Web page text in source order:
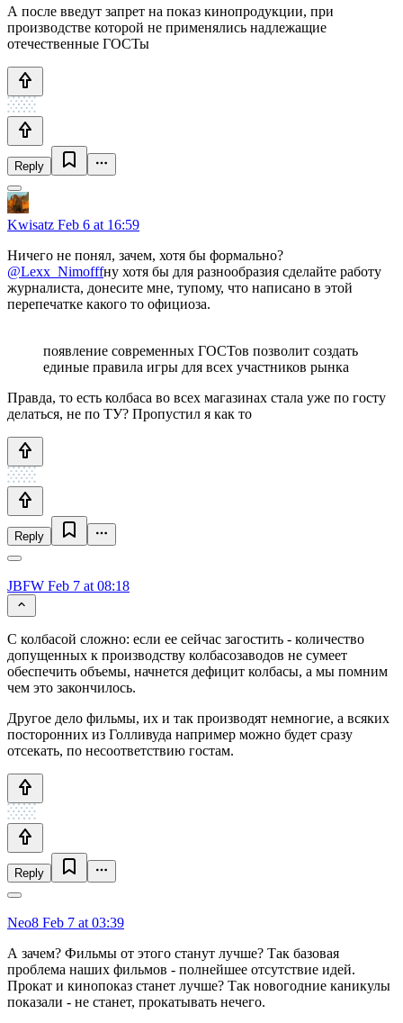
А после введут запрет на показ кинопродукции, при
производстве которой не применялись надлежащие
отечественные ГОСТы
Reply
Kwisatz Feb 6 at 16:59
Ничего не понял, зачем, хотя бы формально?
@Lexx_Nimofffну хотя бы для разнообразия сделайте работу
журналиста, донесите мне, тупому, что написано в этой
перепечатке какого то официоза.
появление современных ГОСТов позволит создать
единые правила игры для всех участников рынка
Правда, то есть колбаса во всех магазинах стала уже по госту
делаться, не по ТУ? Пропустил я как то
Reply
JBFW Feb 7 at 08:18
С колбасой сложно: если ее сейчас загостить - количество
допущенных к производству колбасозаводов не сумеет
обеспечить объемы, начнется дефицит колбасы, а мы помним
чем это закончилось.
Другое дело фильмы, их и так производят немногие, а всяких
посторонних из Голливуда например можно будет сразу
отсекать, по несоответствию гостам.
Reply
Neo8 Feb 7 at 03:39
А зачем? Фильмы от этого станут лучше? Так базовая
проблема наших фильмов - полнейшее отсутствие идей.
Прокат и кинопоказ станет лучше? Так новогодние каникулы
показали - не станет, прокатывать нечего.